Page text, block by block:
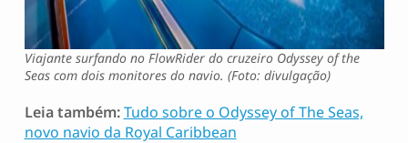
Viajante surfando no FlowRider do cruzeiro Odyssey of the
Seas com dois monitores do navio. (Foto: divulgação)
Leia também: Tudo sobre o Odyssey of The Seas,
novo navio da Royal Caribbean